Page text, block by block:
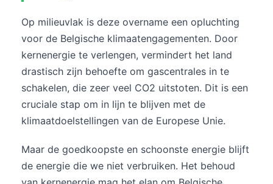
Op milieuvlak is deze overname een opluchting
voor de Belgische klimaatengagementen. Door
kernenergie te verlengen, vermindert het land
drastisch zijn behoefte om gascentrales in te
schakelen, die zeer veel CO2 uitstoten. Dit is een
cruciale stap om in lijn te blijven met de
klimaatdoelstellingen van de Europese Unie.
Maar de goedkoopste en schoonste energie blijft
de energie die we niet verbruiken. Het behoud